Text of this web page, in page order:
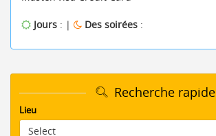
Jours : | Des soirées :
Recherche rapide
Lieu